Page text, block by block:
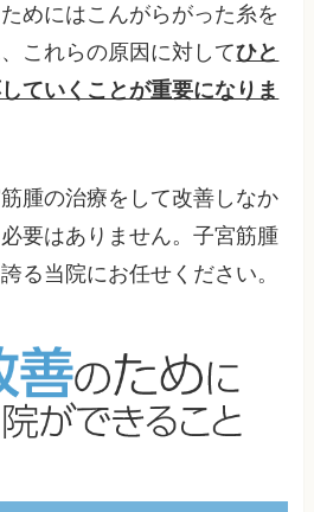
めにはこんがらがった糸を
これらの原因に対してひと
ていくことが重要になりま
腫の治療をして改善しなか
要はありません。子宮筋腫
る当院にお任せください。